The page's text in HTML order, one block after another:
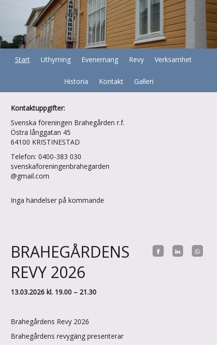
Start Uthyrning Evenemang Revy Verksamhet
Historia Kontakt Galleri
Kontaktuppgifter:
Svenska föreningen Brahegården r.f.
Östra långgatan 45
64100 KRISTINESTAD
Telefon: 0400-383 030
svenskaforeningenbrahegarden
@gmail.com
Inga händelser på kommande
BRAHEGÅRDENS
REVY 2026
13.03.2026 kl. 19.00 – 21.30
Brahegårdens Revy 2026
Brahegårdens revygäng presenterar